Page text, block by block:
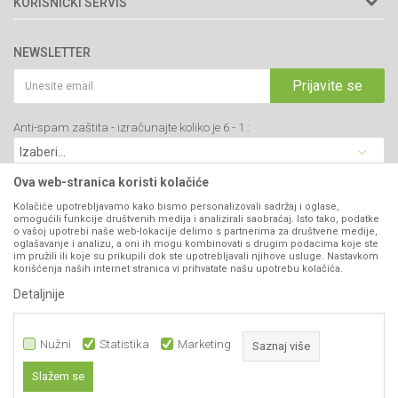
34000 Kragujevac, Srbija
webshop@agromarket.rs
PIB: 102135221
Matični broj: 07593252
Prodavnice
Brendovi
Katalozi
Blog
Najčešća pitanja
Politika privatnosti
Kako kupiti
Isporuka
Click & Collect
Načini plaćanja
Plaćanje karticama
Web kredit Raiffeisen banke
Pravo na odustajanje
Reklamacije
Zamena artikala
NEWSLETTER
Prijavite se
Anti-spam zaštita - izračunajte koliko je 6 - 1 :
VIBER I SMS NEWSLETTER
Prijavite se
PRATITE NAS
Ova web-stranica koristi kolačiće
Kolačiće upotrebljavamo kako bismo personalizovali sadržaj i oglase,
omogućili funkcije društvenih medija i analizirali saobraćaj. Isto tako, podatke
o vašoj upotrebi naše web-lokacije delimo s partnerima za društvene medije,
oglašavanje i analizu, a oni ih mogu kombinovati s drugim podacima koje ste
im pružili ili koje su prikupili dok ste upotrebljavali njihove usluge. Nastavkom
korišćenja naših internet stranica vi prihvatate našu upotrebu kolačića.
Detaljnije
Nužni Statistika Marketing Saznaj više
Slažem se